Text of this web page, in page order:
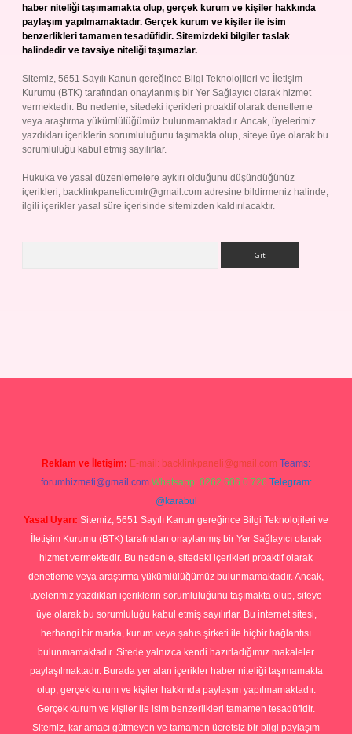
haber niteliği taşımamakta olup, gerçek kurum ve kişiler hakkında
paylaşım yapılmamaktadır. Gerçek kurum ve kişiler ile isim
benzerlikleri tamamen tesadüfidir. Sitemizdeki bilgiler taslak
halindedir ve tavsiye niteliği taşımazlar.
Sitemiz, 5651 Sayılı Kanun gereğince Bilgi Teknolojileri ve İletişim
Kurumu (BTK) tarafından onaylanmış bir Yer Sağlayıcı olarak hizmet
vermektedir. Bu nedenle, sitedeki içerikleri proaktif olarak denetleme
veya araştırma yükümlülüğümüz bulunmamaktadır. Ancak, üyelerimiz
yazdıkları içeriklerin sorumluluğunu taşımakta olup, siteye üye olarak bu
sorumluluğu kabul etmiş sayılırlar.
Hukuka ve yasal düzenlemelere aykırı olduğunu düşündüğünüz
içerikleri, backlinkpanelicomtr@gmail.com adresine bildirmeniz halinde,
ilgili içerikler yasal süre içerisinde sitemizden kaldırılacaktır.
Reklam ve İletişim: E-mail: backlinkpaneli@gmail.com Teams:
forumhizmeti@gmail.com Whatsapp: 0262 606 0 726 Telegram:
@karabul
Yasal Uyarı: Sitemiz, 5651 Sayılı Kanun gereğince Bilgi Teknolojileri ve
İletişim Kurumu (BTK) tarafından onaylanmış bir Yer Sağlayıcı olarak
hizmet vermektedir. Bu nedenle, sitedeki içerikleri proaktif olarak
denetleme veya araştırma yükümlülüğümüz bulunmamaktadır. Ancak,
üyelerimiz yazdıkları içeriklerin sorumluluğunu taşımakta olup, siteye
üye olarak bu sorumluluğu kabul etmiş sayılırlar. Bu internet sitesi,
herhangi bir marka, kurum veya şahıs şirketi ile hiçbir bağlantısı
bulunmamaktadır. Sitede yalnızca kendi hazırladığımız makaleler
paylaşılmaktadır. Burada yer alan içerikler haber niteliği taşımamakta
olup, gerçek kurum ve kişiler hakkında paylaşım yapılmamaktadır.
Gerçek kurum ve kişiler ile isim benzerlikleri tamamen tesadüfidir.
Sitemiz, kar amacı gütmeyen ve tamamen ücretsiz bir bilgi paylaşım